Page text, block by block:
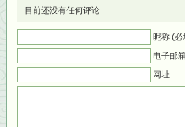
目前还没有任何评论.
昵称 (必
电子邮
网址